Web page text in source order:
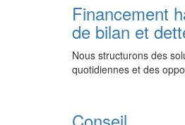
Financement
de bilan et
Nous structurons des
quotidiennes et des